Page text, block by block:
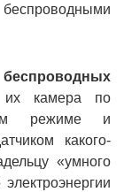
камера по
режиме и
какого-
«умного